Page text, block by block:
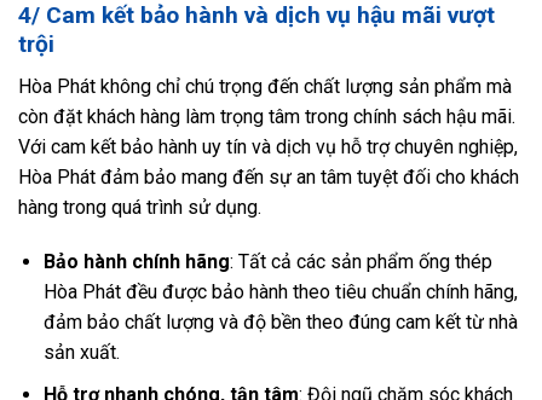
4/ Cam kết bảo hành và dịch vụ hậu mãi vượt
trội
Hòa Phát không chỉ chú trọng đến chất lượng sản phẩm mà
còn đặt khách hàng làm trọng tâm trong chính sách hậu mãi.
Với cam kết bảo hành uy tín và dịch vụ hỗ trợ chuyên nghiệp,
Hòa Phát đảm bảo mang đến sự an tâm tuyệt đối cho khách
hàng trong quá trình sử dụng.
Bảo hành chính hãng: Tất cả các sản phẩm ống thép
Hòa Phát đều được bảo hành theo tiêu chuẩn chính hãng,
đảm bảo chất lượng và độ bền theo đúng cam kết từ nhà
sản xuất.
Hỗ trợ nhanh chóng, tận tâm: Đội ngũ chăm sóc khách